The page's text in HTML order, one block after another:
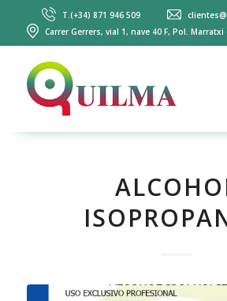
T.(+34) 871 946 509
Carrer Gerrers, vial 1, nave 40 F, Pol.